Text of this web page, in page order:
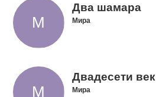
Два шамара
Мира
Двадесети век
Мира